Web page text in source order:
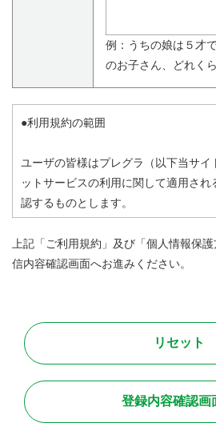
例：うちの娘は５才
のお子さん、どれく
●利用規約の範囲
ユーザの皆様はプレグラ（以下当サイ
ットサービスの利用に関して適用さ
認するものとします。
この利用規約の他、当サイトからリ
利用する個別サービスの利用規約（本
●禁止行為
本サービス利用に関しまして、全て
全且つ快適に取引を行って頂くために
上記「ご利用規約」及び「個人情報保
信内容確認画面へお進みください。